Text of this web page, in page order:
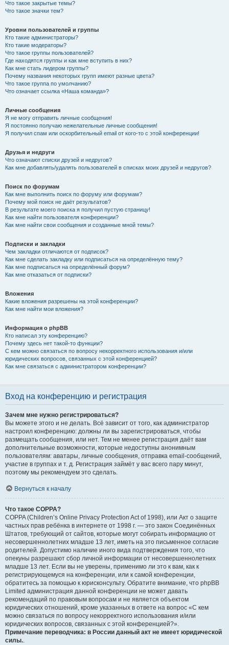
Что такое закрытые темы?
Что такое значки тем?
Уровни пользователей и группы
Кто такие администраторы?
Кто такие модераторы?
Что такое группы пользователей?
Где находятся группы и как мне вступить в них?
Как мне стать лидером группы?
Почему названия некоторых групп имеют разные цвета?
Что такое группа по умолчанию?
Что означает ссылка «Наша команда»?
Личные сообщения
Я не могу отправить личные сообщения!
Я постоянно получаю нежелательные личные сообщения!
Я получил спам или оскорбительный email от кого-то с этой конференции!
Друзья и недруги
Что означают списки друзей и недругов?
Как мне добавлять/удалять пользователей в списках моих друзей и недругов?
Поиск по форумам
Как мне выполнить поиск по форуму или форумам?
Почему мой поиск не даёт результатов?
В результате моего поиска я получил пустую страницу!
Как мне найти пользователя конференции?
Как мне найти свои сообщения и созданные мной темы?
Подписки и закладки
Чем закладки отличаются от подписок?
Как мне сделать закладку или подписаться на определённую тему?
Как мне подписаться на определённый форум?
Как мне отказаться от подписки?
Вложения
Какие вложения разрешены на этой конференции?
Как мне найти мои вложения?
Информация о phpBB
Кто написал эту конференцию?
Почему здесь нет такой-то функции?
С кем можно связаться по вопросу некорректного использования и/или
юридических вопросов, связанных с этой конференцией?
Как мне связаться с администратором конференции?
Вход на конференцию и регистрация
Зачем мне нужно регистрироваться?
Вы можете этого и не делать. Всё зависит от того, как администратор
настроил конференцию: должны ли вы зарегистрироваться, чтобы
размещать сообщения, или нет. Тем не менее регистрация даёт вам
дополнительные возможности, которые недоступны анонимным
пользователям: аватары, личные сообщения, отправка email-сообщений,
участие в группах и т. д. Регистрация займёт у вас всего пару минут,
поэтому мы рекомендуем это сделать.
Вернуться к началу
Что такое COPPA?
COPPA (Children’s Online Privacy Protection Act of 1998), или Акт о защите
частных прав ребёнка в интернете от 1998 г. — это закон Соединённых
Штатов, требующий от сайтов, которые могут собирать информацию от
несовершеннолетних младше 13 лет, иметь на это письменное согласие
родителей. Допустимо наличие иного вида подтверждения того, что
опекуны разрешают сбор личной информации от несовершеннолетних
младше 13 лет. Если вы не уверены, применимо ли это к вам, как к
регистрирующемуся на конференции, или к самой конференции,
обратитесь за помощью к юрисконсульту. Обратите внимание, что phpBB
Limited администрация данной конференции не может давать
рекомендаций по правовым вопросам и не является объектом
юридических отношений, кроме указанных в ответе на вопрос «С кем
можно связаться по вопросу некорректного использования и/или
юридических вопросов, связанных с этой конференцией?».
Примечание переводчика: в России данный акт не имеет юридической
силы..